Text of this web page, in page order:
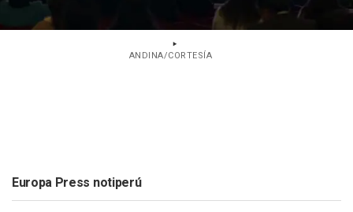
ANDINA/CORTESÍA
Europa Press notiperú